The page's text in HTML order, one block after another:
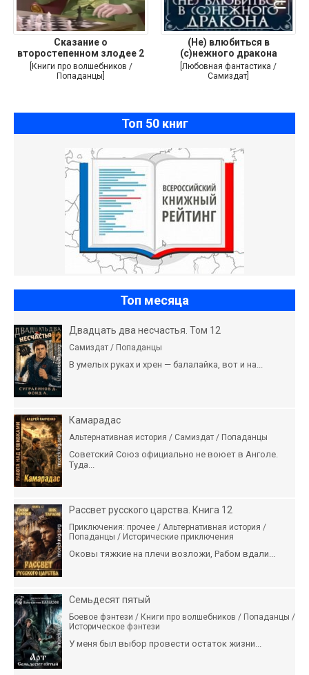
Сказание о
второстепенном злодее 2
[Книги про волшебников /
Попаданцы]
(Не) влюбиться в
(с)нежного дракона
[Любовная фантастика /
Самиздат]
Топ 50 книг
Топ месяца
Двадцать два несчастья. Том 12
Самиздат / Попаданцы
В умелых руках и хрен — балалайка, вот и на...
Камарадас
Альтернативная история / Самиздат / Попаданцы
Советский Союз официально не воюет в Анголе.
Туда...
Рассвет русского царства. Книга 12
Приключения: прочее / Альтернативная история /
Попаданцы / Исторические приключения
Оковы тяжкие на плечи возложи, Рабом вдали...
Семьдесят пятый
Боевое фэнтези / Книги про волшебников / Попаданцы /
Историческое фэнтези
У меня был выбор провести остаток жизни...